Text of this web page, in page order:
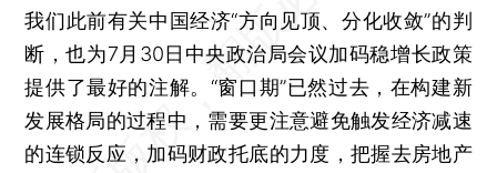
我们此前有关中国经济“方向见顶、分化收敛”的判
断，也为7月30日中央政治局会议加码稳增长政策
提供了最好的注解。“窗口期”已然过去，在构建新
发展格局的过程中，需要更注意避免触发经济减速
的连锁反应，加码财政托底的力度，把握去房地产